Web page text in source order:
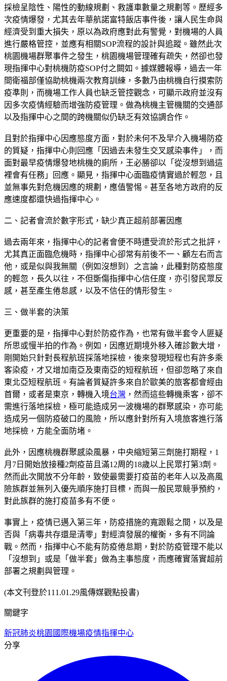
採檢呈陰性、陽性的動線規劃、救護車數量之規劃等。歷經多
次疫情爆發，尤其去年華航諾富特飯店事件後，讓人民生命與
經濟受到重大損失，原以為政府應對此有警覺，對機場的人員
進行嚴格管控，並應有相關SOP流程的設計與追蹤。雖然此次
桃園機場群聚事件之發生，桃園機場管理確有疏失，然卻也發
現指揮中心對桃機防疫SOP付之闕如。據媒體報導，過去一年
間衛福部僅協助桃機兩次教育訓練，多數乃由桃機自行摸索防
疫準則，而機場工作人員也缺乏管控觀念，可顯示政府並沒有
因多次疫情經驗而增強防疫管理。做為桃機主管機關的交通部
以及指揮中心之間的跨機關似仍缺乏有效協調合作。
且對於指揮中心因應態度方面，對於未何不及早介入機場防疫
的質疑，指揮中心則回應「因過去未發生交叉感染事件」，而
面對最早疫情爆發地桃機的廁所，王必勝卻以「從沒想到過這
裡會有任務」回應。顯見，指揮中心面臨疫情實過於輕忽，且
並無事先對危機因應的規劃，應值警惕。甚至各地方政府的反
應速度都還快過指揮中心。
二、記者會流於數字形式，缺少真正超前部署因應
過去兩年來，指揮中心的記者會便不時遭受流於形式之批評，
尤其真正面臨危機時，指揮中心卻常有前後不一、顧左右而言
他，或是似與我無關（例如沒想到）之言論，此種對防疫態度
的輕忽，長久以往，不但斲傷指揮中心信任度，亦引發民眾反
感，甚至產生倦怠感，以及不信任的情形發生。
三、做半套的決策
更重要的是，指揮中心對於防疫作為，也常有做半套令人匪疑
所思或慢半拍的作為。例如，因應近期境外移入確診數大增，
剛開始只針對長程航班採落地採檢，後來發現短程也有許多乘
客染疫，才又增加南亞及東南亞的短程航班，但卻忽略了來自
東北亞短程航班。有論者質疑許多來自於歐美的旅客都會經由
首爾，或者是東京，轉機入境台灣 ，然而這些轉機乘客，卻不
需進行落地採檢，極可能造成另一波機場的群聚感染，亦可能
造成另一個防疫破口的風險，所以應針對所有入境旅客進行落
地採檢，方能全面防堵。
此外，因應桃機群聚感染風暴，中央縮短第三劑施打期程，1
月7日開始放接種2劑疫苗且滿12周的18歲以上民眾打第3劑。
然而此次開放不分年齡，致使最需要打疫苗的老年人以及高風
險族群並無列入優先順序施打目標，而與一般民眾競爭預約，
對此族群的施打疫苗多有不便。
事實上，疫情已邁入第三年，防疫措施的寬跟鬆之間，以及是
否與「病毒共存還是清零」對經濟發展的權衡，多有不同論
戰。然而，指揮中心不能有防疫倦怠期，對於防疫管理不能以
「沒想到」或是「做半套」做為主事態度，而應確實落實超前
部署之規劃與管理。
(本文刊登於111.01.29風傳媒觀點投書)
關鍵字
新冠肺炎桃園國際機場疫情指揮中心
分享